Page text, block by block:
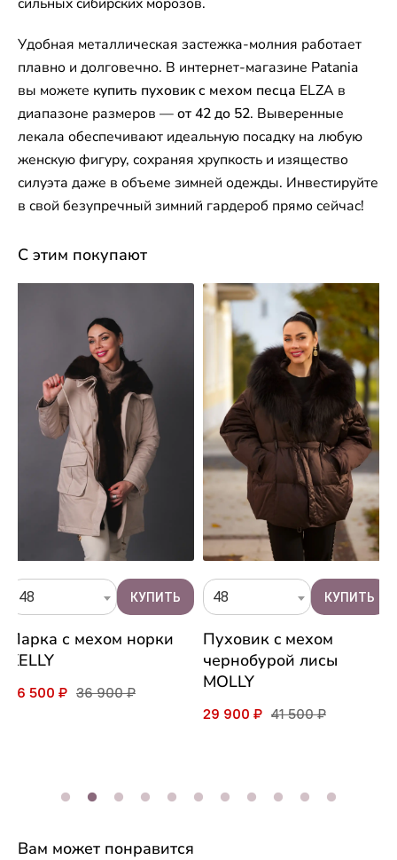
Удобная металлическая застежка-молния работает
плавно и долговечно. В интернет-магазине Patania
вы можете купить пуховик с мехом песца ELZA в
диапазоне размеров —от 42 до 52. Выверенные
лекала обеспечивают идеальную посадку на любую
женскую фигуру, сохраняя хрупкость и изящество
силуэта даже в объеме зимней одежды. Инвестируйте
в свой безупречный зимний гардероб прямо сейчас!
С этим покупают
48
Парка с мехом норки
KELLY
26 500 ₽ 36 900 ₽
48
Пуховик c мехом
чернобурой лисы
MOLLY
29 900 ₽ 41 500 ₽
Вам может понравится